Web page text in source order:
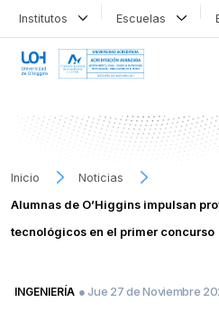
Institutos Escuelas
Inicio
Noticias
Alumnas de O’Higgins impulsan
tecnológicos en el primer concurso
INGENIERÍA ● Jue 27 de Noviembre